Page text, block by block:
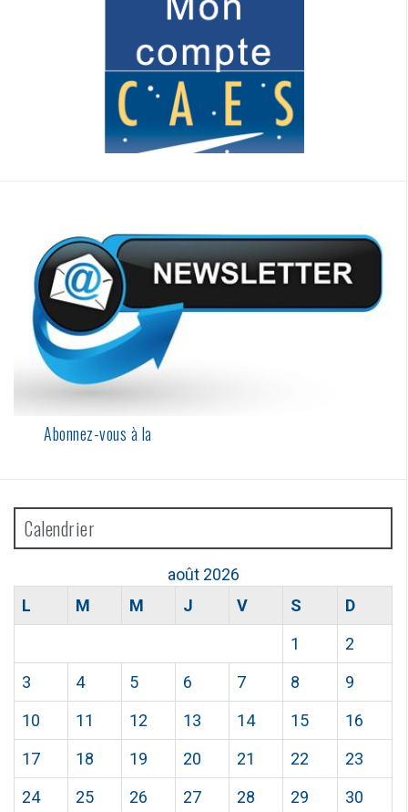
Abonnez-vous à la
Calendrier
août 2026
L
M M J V S
D
1
2
3
4 5 6 7 8
9
10
11 12 13 14 15
16
17
18 19 20 21 22
23
24
25 26 27 28 29
30